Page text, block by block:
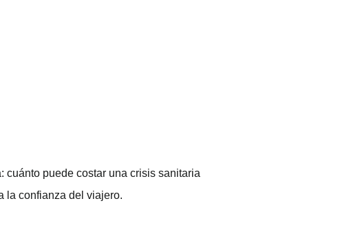
cuánto puede costar una crisis sanitaria
la confianza del viajero.